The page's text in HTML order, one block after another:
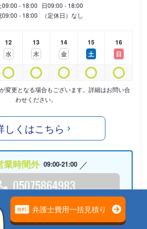
09:00 - 18:00 日09:00 - 18:00
09:00 - 18:00 （定休日）なし
12
水
13
木
14
金
15
土
16
日
変更となる場合もございます。詳細はお問い合
わせください。
しくはこちら
業時間外 09:00-21:00
05075864983
24時間受付中